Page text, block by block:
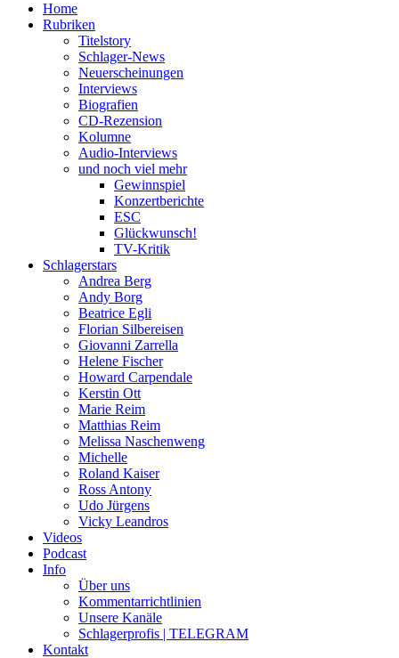
Home
Rubriken
Titelstory
Schlager-News
Neuerscheinungen
Interviews
Biografien
CD-Rezension
Kolumne
Audio-Interviews
und noch viel mehr
Gewinnspiel
Konzertberichte
ESC
Glückwunsch!
TV-Kritik
Schlagerstars
Andrea Berg
Andy Borg
Beatrice Egli
Florian Silbereisen
Giovanni Zarrella
Helene Fischer
Howard Carpendale
Kerstin Ott
Marie Reim
Matthias Reim
Melissa Naschenweng
Michelle
Roland Kaiser
Ross Antony
Udo Jürgens
Vicky Leandros
Videos
Podcast
Info
Über uns
Kommentarrichtlinien
Unsere Kanäle
Schlagerprofis | TELEGRAM
Kontakt